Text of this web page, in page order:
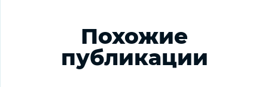
Похожие
публикации